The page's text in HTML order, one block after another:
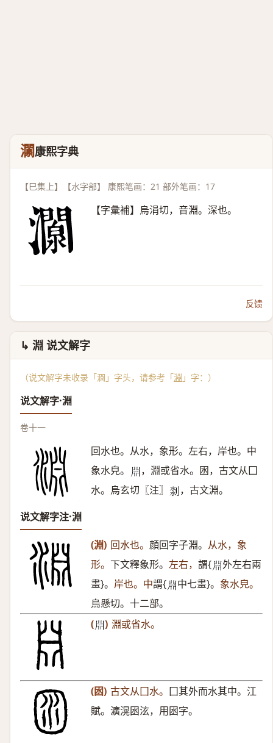
灁康熙字典
【巳集上】【水字部】 康熙笔画：21 部外笔画：17
【字彙補】烏涓切，音淵。深也。
反馈
↳ 淵 说文解字
（说文解字未收录「灁」字头，请参考「淵 」字：）
说文解字·淵
卷十一
回水也。从水，象形。左右，岸也。中
象水皃。 𣶒 ，淵或省水。囦，古文从囗
水。烏玄切〖注〗 𠝃 ，古文淵。
说文解字注·淵
(淵) 回水也。 顔回字子淵。 从水，象
形。 下文釋象形。 左右， 謂{𣶒 外左右兩
畫}。 岸也。中謂{𣶒 中七畫}。 象水皃。
烏懸切。十二部。
(𣶒 ) 淵或省水。
(囦) 古文从囗水。 囗其外而水其中。江
賦。瀇滉囦泫，用囦字。